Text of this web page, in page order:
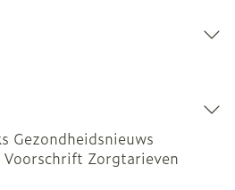
Gezondheidsnieuws
Voorschrift Zorgtarieven